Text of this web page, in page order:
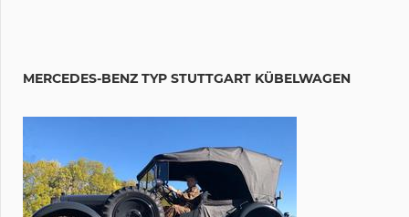
MERCEDES-BENZ TYP STUTTGART KÜBELWAGEN